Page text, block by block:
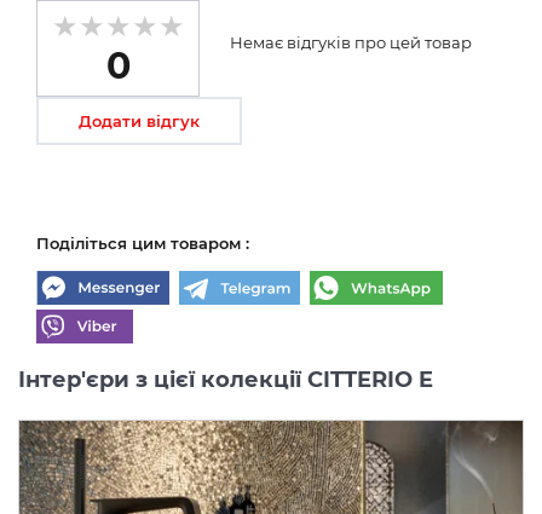
0
Немає відгуків про цей товар
Додати відгук
Поділіться цим товаром :
Інтер'єри з цієї колекції CITTERIO E